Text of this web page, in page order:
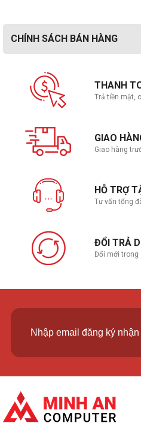
CHÍNH SÁCH BÁN HÀNG
THANH
Trả tiền mặt,
GIAO
Giao hàng
HỖ TRỢ
Tư vấn tổng
ĐỔI TRẢ
Đổi mới trong